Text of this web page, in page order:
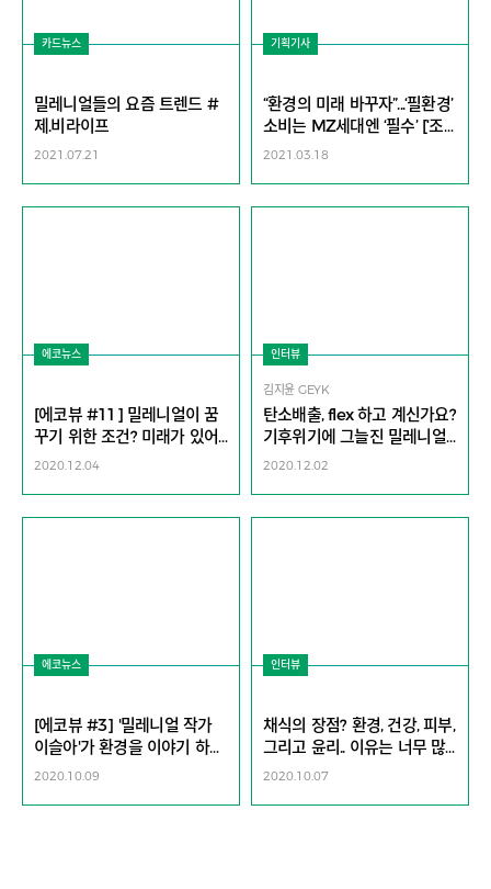
카드뉴스
밀레니얼들의 요즘 트렌드 #
제.비라이프
2021.07.21
기획기사
“환경의 미래 바꾸자”...‘필환경’
소비는 MZ세대엔 ‘필수’ [‘조
용한 암살자’ 기후변화의 습
2021.03.18
에코뉴스
[에코뷰 #11] 밀레니얼이 꿈
꾸기 위한 조건? 미래가 있어
야죠.
2020.12.04
인터뷰
김지윤 GEYK
탄소배출, flex 하고 계신가요?
기후위기에 그늘진 밀레니얼
의 꿈과 고민을 들어주세요.
2020.12.02
에코뉴스
[에코뷰 #3] '밀레니얼 작가
이슬아'가 환경을 이야기 하는
방법
2020.10.09
인터뷰
채식의 장점? 환경, 건강, 피부,
그리고 윤리.. 이유는 너무 많
아 | 밀레니얼 작가 이슬아
2020.10.07